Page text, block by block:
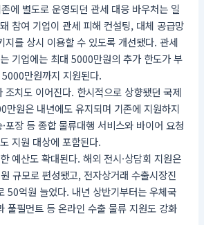
에 별도로 운영되던 관세 대응 바우처는 일
참여 기업이 관세 피해 컨설팅, 대체 공급망
지를 상시 이용할 수 있도록 개선됐다. 관세
기업에는 최대 5000만원의 추가 한도가 부
만원까지 지원된다.
조치도 이어진다. 한시적으로 상향됐던 국제
만원은 내년에도 유지되며 기존에 지원하지
포장 등 종합 물류대행 서비스와 바이어 요청
지원 대상에 포함된다.
예산도 확대된다. 해외 전시·상담회 지원은
규모로 편성됐고, 전자상거래 수출시장진
50억원 늘었다. 내년 상반기부터는 우체국
풀필먼트 등 온라인 수출 물류 지원도 강화